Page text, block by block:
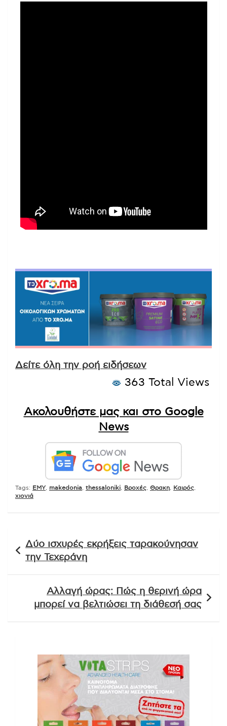
Δείτε όλη την ροή ειδήσεων
363 Total Views
Ακολουθήστε μας και στο Google
News
Tags: EMY, makedonia thessaloniki Βροχές Θρακη Καιρός
χιονιά
άρθρων
Δύο ισχυρές εκρήξεις ταρακούνησαν
την Τεχεράνη
Αλλαγή ώρας: Πώς η θερινή ώρα
μπορεί να βελτιώσει τη διάθεσή σας